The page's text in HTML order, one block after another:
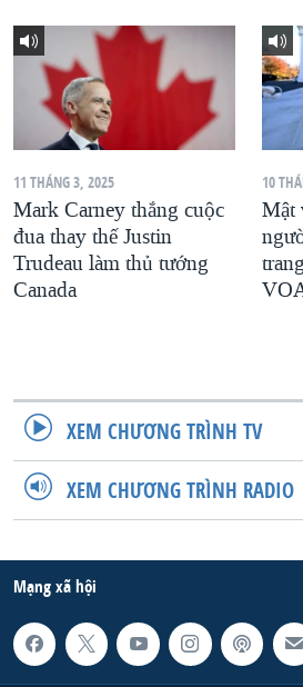
11 THÁNG 3, 2025
Mark Carney thắng cuộc
đua thay thế Justin
Trudeau làm thủ tướng
Canada
10
Mật
XEM CHƯƠNG TRÌNH TV
XEM CHƯƠNG TRÌNH RADIO
Mạng xã hội